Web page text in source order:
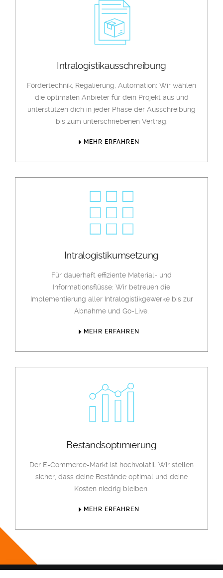
Intralogistikausschreibung
Fördertechnik, Regalierung, Automation: Wir wählen
die optimalen Anbieter für dein Projekt aus und
unterstützen dich in jeder Phase der Ausschreibung
bis zum unterschriebenen Vertrag.
MEHR ERFAHREN
Intralogistikumsetzung
Für dauerhaft effiziente Material- und
Informationsflüsse: Wir betreuen die
Implementierung aller Intralogistikgewerke bis zur
Abnahme und Go-Live.
MEHR ERFAHREN
Bestandsoptimierung
Der E-Commerce-Markt ist hochvolatil. Wir stellen
sicher, dass deine Bestände optimal und deine
Kosten niedrig bleiben.
MEHR ERFAHREN